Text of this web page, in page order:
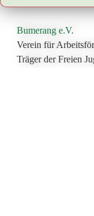
Bumerang e.V.
Verein für
Träger der Freien